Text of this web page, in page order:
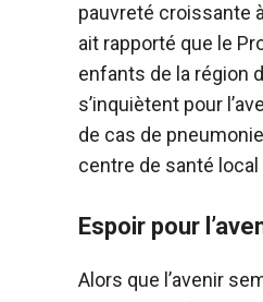
pauvreté croissante
ait rapporté que le
enfants de la région
s’inquiètent pour
de cas de
centre de santé
Espoir pour
Alors que l’avenir